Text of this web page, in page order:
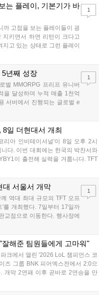
Look'을 최초 공개할 계획
는 플레이, 기본기가 바
고점을 보는 플레이들이 굉
키면서 하면 리턴이 크다고
고 있는 상태로 그런 플레이
은 사고가 계속 많이 났던 것
1
년째 성장
벌 MMORPG 프리프 유니버
을 달성하며 누적 매출 1천억
서버에서 진행되는 글로벌 e
. FWC는 이용자가 동일한 조
대폭 상승하는 성과를 냈습니
이며, 위메이드커넥트는 이를
을 지속할 방침입니다....
1
일 더현대서 개최
리아 인비테이셔널'이 8일 오후 2시
다. 이번 대회에는 한국의 박찬서와
이 출전해 실력을 겨룹니다. TFT
는 독특한 대회 구조를 가지며, 누
세트 체험과 공연 등 다양한 즐길
판교점에서도 행사가 이어질 예정입
개최됩니다....
대 서울서 개막
역대 최대 규모의 TFT 오프
'를 개최했다. 7일부터 17일까
교점으로 이동한다. 행사장에
며 8일 오후 2시 인비테이셔
다. 사전 예약은 조기 마감될
1
해준 팀원들에게 고마워"
크에서 열린 '2026 LoL 챔피언스 코
즈 그룹 BNK 피어엑스전에서 2:0으
개막 2연패 이후 곧바로 2연승을 만
기대감을 올렸다. 다음은 이날 데뷔